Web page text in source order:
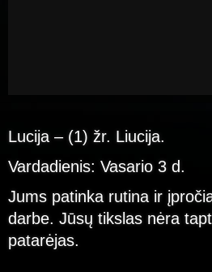
Lucija – (1) žr. Liucija.
Vardadienis: Vasario 3 d.
Jums patinka rutina ir
darbe. Jūsų tikslas nėra
patarėjas.